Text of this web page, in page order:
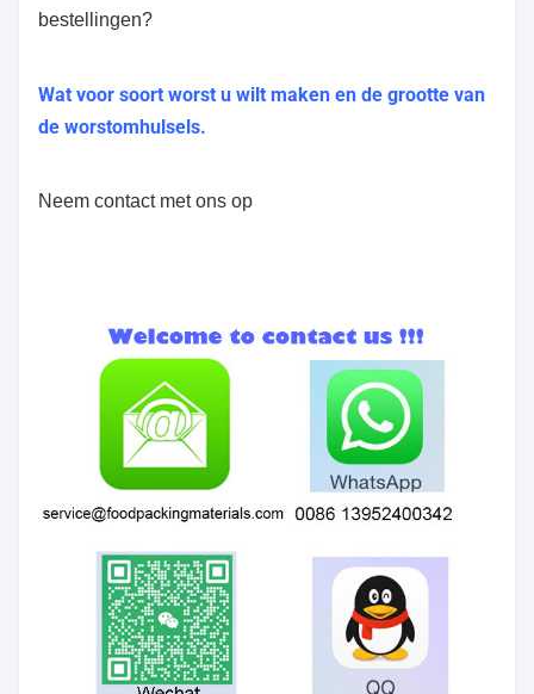
bestellingen?
Wat voor soort worst u wilt maken en de grootte van
de worstomhulsels.
Neem contact met ons op